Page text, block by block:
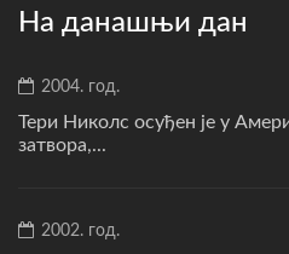
На данашњи дан
2004. год.
Тери Николс осуђен је у
затвора,...
2002. год.